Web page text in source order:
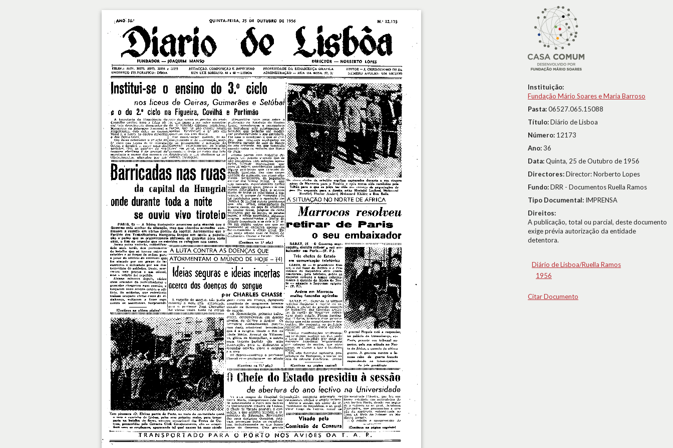
Instituição:
Fundação Mário Soares e Maria Barroso
Pasta:06527.065.15088
Título:Diário de Lisboa
Número: 12173
Ano:36
Data:Quinta, 25 de Outubro de 1956
Directores:Director: Norberto Lopes
Fundo:DRR - Documentos Ruella Ramos
Tipo Documental: IMPRENSA
Direitos:
A publicação, total ou parcial, deste documento
exige prévia autorização da entidade
detentora.
Diário de Lisboa/Ruella Ramos
1956
Citar Documento